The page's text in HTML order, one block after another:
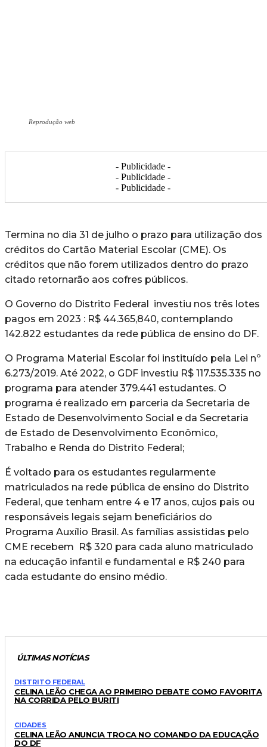
Reprodução web
- Publicidade -
- Publicidade -
- Publicidade -
Termina no dia 31 de julho o prazo para utilização dos
créditos do Cartão Material Escolar (CME). Os
créditos que não forem utilizados dentro do prazo
citado retornarão aos cofres públicos.
O Governo do Distrito Federal investiu nos três lotes
pagos em 2023 : R$ 44.365,840, contemplando
142.822 estudantes da rede pública de ensino do DF.
O Programa Material Escolar foi instituído pela Lei nº
6.273/2019. Até 2022, o GDF investiu R$ 117.535.335 no
programa para atender 379.441 estudantes. O
programa é realizado em parceria da Secretaria de
Estado de Desenvolvimento Social e da Secretaria
de Estado de Desenvolvimento Econômico,
Trabalho e Renda do Distrito Federal;
É voltado para os estudantes regularmente
matriculados na rede pública de ensino do Distrito
Federal, que tenham entre 4 e 17 anos, cujos pais ou
responsáveis legais sejam beneficiários do
Programa Auxílio Brasil. As famílias assistidas pelo
CME recebem R$ 320 para cada aluno matriculado
na educação infantil e fundamental e R$ 240 para
cada estudante do ensino médio.
ÚLTIMAS NOTÍCIAS
DISTRITO FEDERAL
CELINA LEÃO CHEGA AO PRIMEIRO DEBATE COMO FAVORITA
NA CORRIDA PELO BURITI
CIDADES
CELINA LEÃO ANUNCIA TROCA NO COMANDO DA EDUCAÇÃO
DO DF